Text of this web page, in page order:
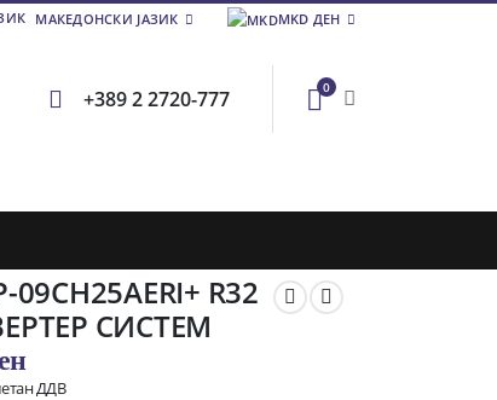
МАКЕДОНСКИ ЈАЗИК MKD ДЕН
+389 2 2720-777 0
09CH25AERI+ R32
СИСТЕМ
ДДВ